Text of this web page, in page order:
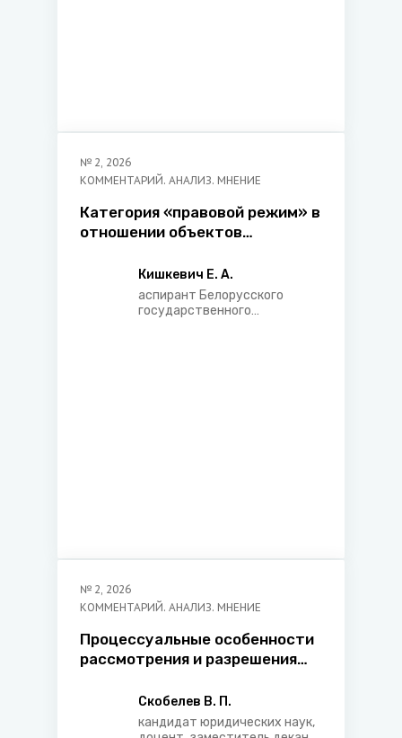
№ 2, 2026
КОММЕНТАРИЙ. АНАЛИЗ. МНЕНИЕ
Категория «правовой режим» в
отношении объектов
собственности
Кишкевич Е. А.
аспирант Белорусского
государственного
№ 2, 2026
КОММЕНТАРИЙ. АНАЛИЗ. МНЕНИЕ
Процессуальные особенности
рассмотрения и разрешения
возвращении ребенка и об
осуществлении прав доступа
Скобелев В. П.
кандидат юридических наук,